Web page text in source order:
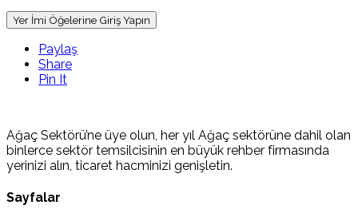
Yer İmi Öğelerine Giriş Yapın
Paylaş
Share
Pin It
Ağaç Sektörü’ne üye olun, her yıl Ağaç sektörüne dahil olan
binlerce sektör temsilcisinin en büyük rehber firmasında
yerinizi alın, ticaret hacminizi genişletin.
Sayfalar